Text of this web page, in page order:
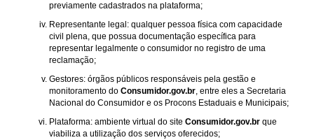
previamente cadastrados na plataforma;
Representante legal: qualquer pessoa física com capacidade
civil plena, que possua documentação específica para
representar legalmente o consumidor no registro de uma
reclamação;
Gestores: órgãos públicos responsáveis pela gestão e
monitoramento do Consumidor.gov.br, entre eles a Secretaria
Nacional do Consumidor e os Procons Estaduais e Municipais;
Plataforma: ambiente virtual do site Consumidor.gov.br que
viabiliza a utilização dos serviços oferecidos;